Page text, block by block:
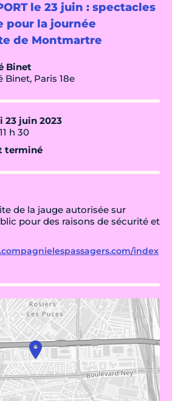
le 23 juin : spectacles
pour la journée
de Montmartre
Binet
Binet, Paris 18e
23 juin 2023
h 30
terminé
de la jauge autorisée sur
pour des raisons de sécurité et
index